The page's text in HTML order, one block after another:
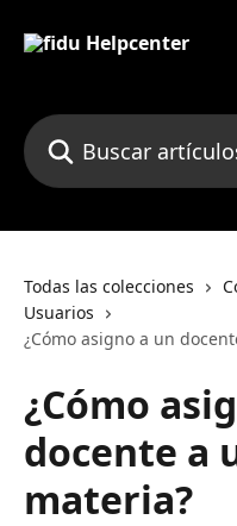
Buscar artículos...
Todas las colecciones
Usuarios
¿Cómo asigno a un
¿Cómo
docente a
materia?